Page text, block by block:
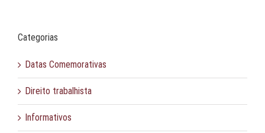
Categorias
Datas Comemorativas
Direito trabalhista
Informativos